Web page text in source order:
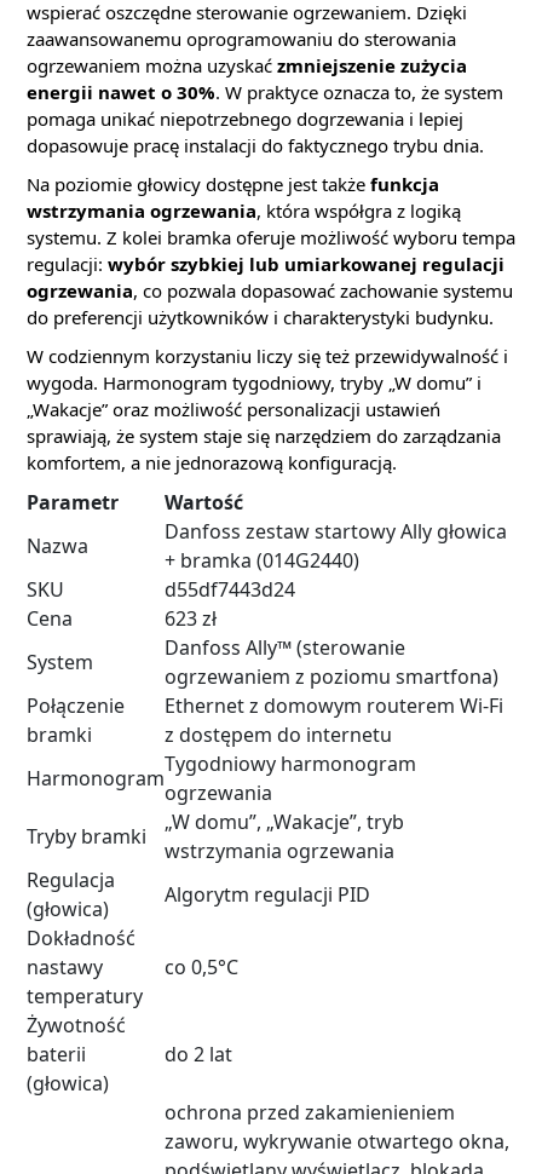
wspierać oszczędne sterowanie ogrzewaniem. Dzięki
zaawansowanemu oprogramowaniu do sterowania
ogrzewaniem można uzyskać zmniejszenie zużycia
energii nawet o 30%. W praktyce oznacza to, że system
pomaga unikać niepotrzebnego dogrzewania i lepiej
dopasowuje pracę instalacji do faktycznego trybu dnia.
Na poziomie głowicy dostępne jest także funkcja
wstrzymania ogrzewania, która współgra z logiką
systemu. Z kolei bramka oferuje możliwość wyboru tempa
regulacji: wybór szybkiej lub umiarkowanej regulacji
ogrzewania, co pozwala dopasować zachowanie systemu
do preferencji użytkowników i charakterystyki budynku.
W codziennym korzystaniu liczy się też przewidywalność i
wygoda. Harmonogram tygodniowy, tryby „W domu” i
„Wakacje” oraz możliwość personalizacji ustawień
sprawiają, że system staje się narzędziem do zarządzania
komfortem, a nie jednorazową konfiguracją.
Parametr
Wartość
Nazwa
Danfoss zestaw startowy Ally głowica
+ bramka (014G2440)
SKU
d55df7443d24
Cena
623 zł
System
Danfoss Ally™ (sterowanie
ogrzewaniem z poziomu smartfona)
Połączenie
bramki
Ethernet z domowym routerem Wi‑Fi
z dostępem do internetu
Harmonogram
Tygodniowy harmonogram
ogrzewania
Tryby bramki
„W domu”, „Wakacje”, tryb
wstrzymania ogrzewania
Regulacja
(głowica)
Algorytm regulacji PID
Dokładność
nastawy
temperatury
co 0,5°C
Żywotność
baterii
(głowica)
do 2 lat
ochrona przed zakamienieniem
zaworu, wykrywanie otwartego okna,